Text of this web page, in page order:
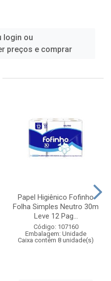
login ou
preços e comprar
Papel Higiênico Fofinho
Folha Simples Neutro 30m
Leve 12 Pag...
Código: 107160
Embalagem: Unidade
Caixa contém 8 unidade(s)